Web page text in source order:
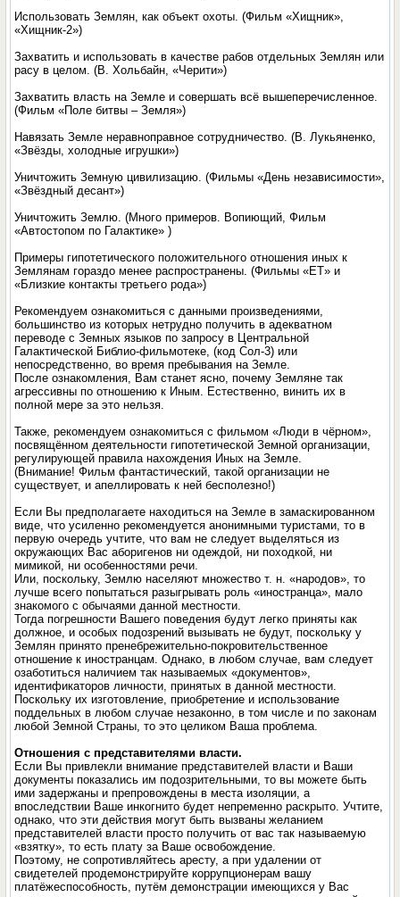
Использовать Землян, как объект охоты. (Фильм «Хищник»,
«Хищник-2»)
Захватить и использовать в качестве рабов отдельных Землян или
расу в целом. (В. Хольбайн, «Черити»)
Захватить власть на Земле и совершать всё вышеперечисленное.
(Фильм «Поле битвы – Земля»)
Навязать Земле неравноправное сотрудничество. (В. Лукьяненко,
«Звёзды, холодные игрушки»)
Уничтожить Земную цивилизацию. (Фильмы «День независимости»,
«Звёздный десант»)
Уничтожить Землю. (Много примеров. Вопиющий, Фильм
«Автостопом по Галактике» )
Примеры гипотетического положительного отношения иных к
Землянам гораздо менее распространены. (Фильмы «ET» и
«Близкие контакты третьего рода»)
Рекомендуем ознакомиться с данными произведениями,
большинство из которых нетрудно получить в адекватном
переводе с Земных языков по запросу в Центральной
Галактической Библио-фильмотеке, (код Сол-3) или
непосредственно, во время пребывания на Земле.
После ознакомления, Вам станет ясно, почему Земляне так
агрессивны по отношению к Иным. Естественно, винить их в
полной мере за это нельзя.
Также, рекомендуем ознакомиться с фильмом «Люди в чёрном»,
посвящённом деятельности гипотетической Земной организации,
регулирующей правила нахождения Иных на Земле.
(Внимание! Фильм фантастический, такой организации не
существует, и апеллировать к ней бесполезно!)
Если Вы предполагаете находиться на Земле в замаскированном
виде, что усиленно рекомендуется анонимными туристами, то в
первую очередь учтите, что вам не следует выделяться из
окружающих Вас аборигенов ни одеждой, ни походкой, ни
мимикой, ни особенностями речи.
Или, поскольку, Землю населяют множество т. н. «народов», то
лучше всего попытаться разыгрывать роль «иностранца», мало
знакомого с обычаями данной местности.
Тогда погрешности Вашего поведения будут легко приняты как
должное, и особых подозрений вызывать не будут, поскольку у
Землян принято пренебрежительно-покровительственное
отношение к иностранцам. Однако, в любом случае, вам следует
озаботиться наличием так называемых «документов»,
идентификаторов личности, принятых в данной местности.
Поскольку их изготовление, приобретение и использование
поддельных в любом случае незаконно, в том числе и по законам
любой Земной Страны, то это целиком Ваша проблема.
Отношения с представителями власти.
Если Вы привлекли внимание представителей власти и Ваши
документы показались им подозрительными, то вы можете быть
ими задержаны и препровождены в места изоляции, а
впоследствии Ваше инкогнито будет непременно раскрыто. Учтите,
однако, что эти действия могут быть вызваны желанием
представителей власти просто получить от вас так называемую
«взятку», то есть плату за Ваше освобождение.
Поэтому, не сопротивляйтесь аресту, а при удалении от
свидетелей продемонстрируйте коррупционерам вашу
платёжеспособность, путём демонстрации имеющихся у Вас